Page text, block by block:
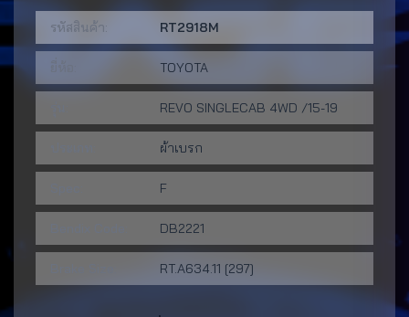
รหัสสินค้า: RT2918M
TOYOTA
REVO SINGLECAB 4WD /15-19
ผ้าเบรก
F
DB2221
RT.A634.11 [297]